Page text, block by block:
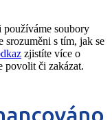
používáme soubory
srozuměni s tím, jak se
zjistíte více o
povolit či zakázat.